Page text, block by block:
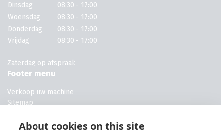
Dinsdag
08:30 - 17:00
Woensdag
08:30 - 17:00
Donderdag
08:30 - 17:00
Vrijdag
08:30 - 17:00
Zaterdag op afspraak
Footer menu
Verkoop uw machine
Sitemap
Machines voor kwekerijen
About cookies on this site